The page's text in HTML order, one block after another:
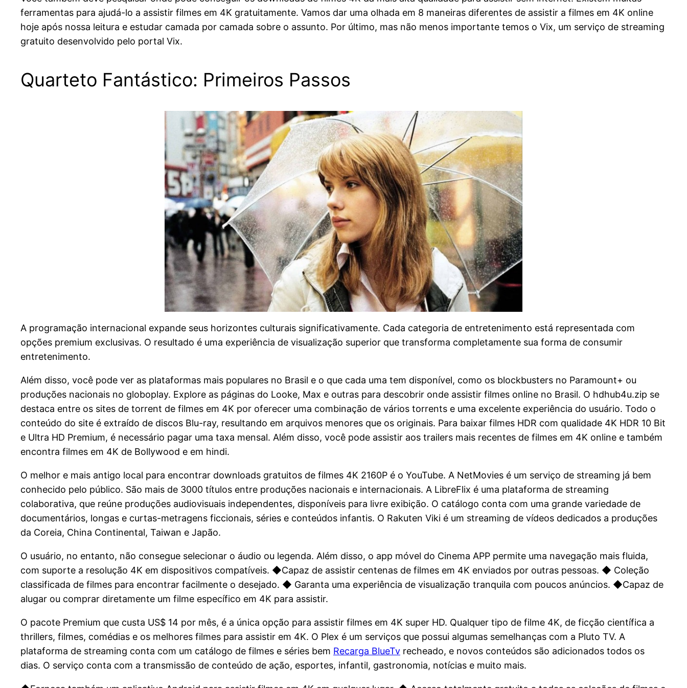
ferramentas para ajudá-lo a assistir filmes em 4K gratuitamente. Vamos dar uma olhada em 8 maneiras diferentes de assistir a filmes em 4K online
hoje após nossa leitura e estudar camada por camada sobre o assunto. Por último, mas não menos importante temos o Vix, um serviço de streaming
gratuito desenvolvido pelo portal Vix.
Quarteto Fantástico: Primeiros Passos
A programação internacional expande seus horizontes culturais significativamente. Cada categoria de entretenimento está representada com
opções premium exclusivas. O resultado é uma experiência de visualização superior que transforma completamente sua forma de consumir
entretenimento.
Além disso, você pode ver as plataformas mais populares no Brasil e o que cada uma tem disponível, como os blockbusters no Paramount+ ou
produções nacionais no globoplay. Explore as páginas do Looke, Max e outras para descobrir onde assistir filmes online no Brasil. O hdhub4u.zip se
destaca entre os sites de torrent de filmes em 4K por oferecer uma combinação de vários torrents e uma excelente experiência do usuário. Todo o
conteúdo do site é extraído de discos Blu-ray, resultando em arquivos menores que os originais. Para baixar filmes HDR com qualidade 4K HDR 10 Bit
e Ultra HD Premium, é necessário pagar uma taxa mensal. Além disso, você pode assistir aos trailers mais recentes de filmes em 4K online e também
encontra filmes em 4K de Bollywood e em hindi.
O melhor e mais antigo local para encontrar downloads gratuitos de filmes 4K 2160P é o YouTube. A NetMovies é um serviço de streaming já bem
conhecido pelo público. São mais de 3000 títulos entre produções nacionais e internacionais. A LibreFlix é uma plataforma de streaming
colaborativa, que reúne produções audiovisuais independentes, disponíveis para livre exibição. O catálogo conta com uma grande variedade de
documentários, longas e curtas-metragens ficcionais, séries e conteúdos infantis. O Rakuten Viki é um streaming de vídeos dedicados a produções
da Coreia, China Continental, Taiwan e Japão.
O usuário, no entanto, não consegue selecionar o áudio ou legenda. Além disso, o app móvel do Cinema APP permite uma navegação mais fluida,
com suporte a resolução 4K em dispositivos compatíveis. ◆Capaz de assistir centenas de filmes em 4K enviados por outras pessoas. ◆ Coleção
classificada de filmes para encontrar facilmente o desejado. ◆ Garanta uma experiência de visualização tranquila com poucos anúncios. ◆Capaz de
alugar ou comprar diretamente um filme específico em 4K para assistir.
O pacote Premium que custa US$ 14 por mês, é a única opção para assistir filmes em 4K super HD. Qualquer tipo de filme 4K, de ficção científica a
thrillers, filmes, comédias e os melhores filmes para assistir em 4K. O Plex é um serviços que possui algumas semelhanças com a Pluto TV. A
plataforma de streaming conta com um catálogo de filmes e séries bem Recarga BlueTv recheado, e novos conteúdos são adicionados todos os
dias. O serviço conta com a transmissão de conteúdo de ação, esportes, infantil, gastronomia, notícias e muito mais.